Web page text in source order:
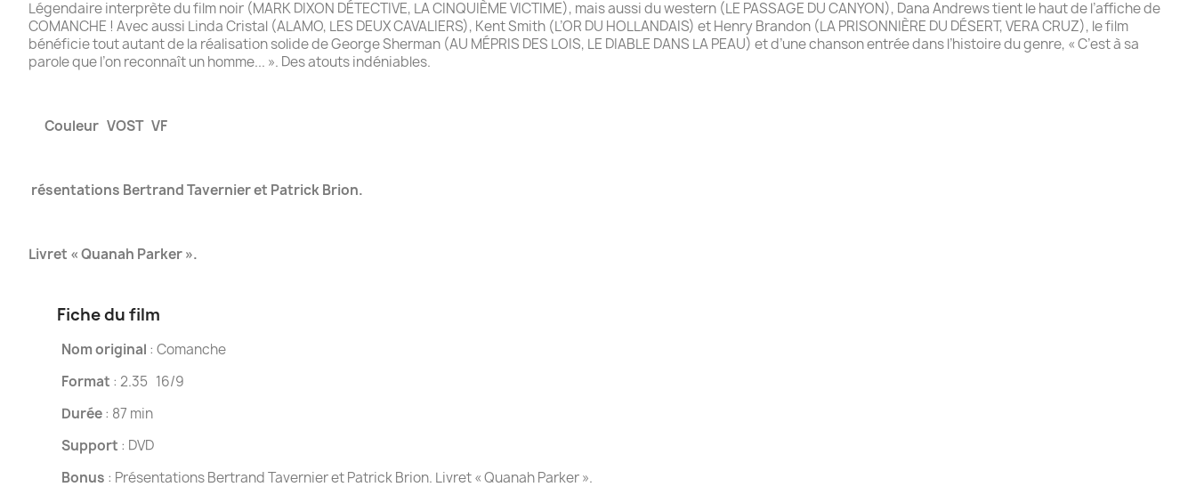
Légendaire interprète du film noir (MARK DIXON DÉTECTIVE, LA CINQUIÈME VICTIME), mais aussi du western (LE PASSAGE DU CANYON), Dana Andrews tient le haut de l’affiche de
COMANCHE ! Avec aussi Linda Cristal (ALAMO, LES DEUX CAVALIERS), Kent Smith (L’OR DU HOLLANDAIS) et Henry Brandon (LA PRISONNIÈRE DU DÉSERT, VERA CRUZ), le film
bénéficie tout autant de la réalisation solide de George Sherman (AU MÉPRIS DES LOIS, LE DIABLE DANS LA PEAU) et d’une chanson entrée dans l’histoire du genre, « C’est à sa
parole que l’on reconnaît un homme... ». Des atouts indéniables.
Couleur VOST VF
résentations Bertrand Tavernier et Patrick Brion.
Livret « Quanah Parker ».
Fiche du film
Nom original : Comanche
Format : 2.35 16/9
Durée: 87 min
Support : DVD
Bonus : Présentations Bertrand Tavernier et Patrick Brion. Livret « Quanah Parker ».